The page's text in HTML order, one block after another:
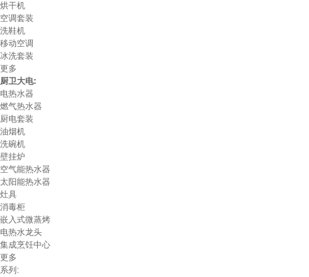
烘干机
空调套装
洗鞋机
移动空调
冰洗套装
更多
厨卫大电:
电热水器
燃气热水器
厨电套装
油烟机
洗碗机
壁挂炉
空气能热水器
太阳能热水器
灶具
消毒柜
嵌入式微蒸烤
电热水龙头
集成烹饪中心
更多
系列: